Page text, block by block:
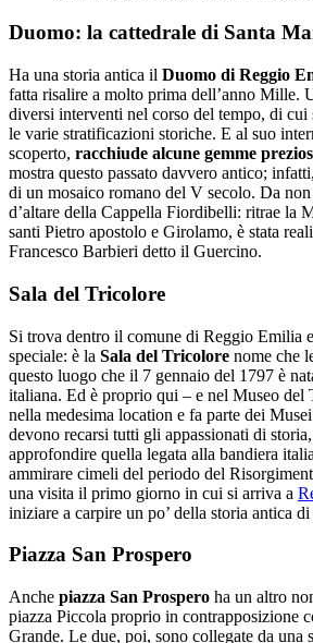
Duomo: la cattedrale di Santa
Ha una storia antica il Duomo di Reggio
fatta risalire a molto prima dell’anno Mille.
diversi interventi nel corso del tempo, di cui
le varie stratificazioni storiche. E al suo
scoperto, racchiude alcune gemme
mostra questo passato davvero antico;
di un mosaico romano del V secolo. Da non
d’altare della Cappella Fiordibelli: ritrae la
santi Pietro apostolo e Girolamo, è stata
Francesco Barbieri detto il Guercino.
Sala del Tricolore
Si trova dentro il comune di Reggio Emilia
speciale: è la Sala del Tricolore nome che
questo luogo che il 7 gennaio del 1797 è
italiana. Ed è proprio qui – e nel Museo del
nella medesima location e fa parte dei
devono recarsi tutti gli appassionati di
approfondire quella legata alla bandiera
ammirare cimeli del periodo del
una visita il primo giorno in cui si arriva a
iniziare a carpire un po’ della storia antica di
Piazza San Prospero
Anche piazza San Prospero ha un altro
piazza Piccola proprio in contrapposizione
Grande. Le due, poi, sono collegate da una